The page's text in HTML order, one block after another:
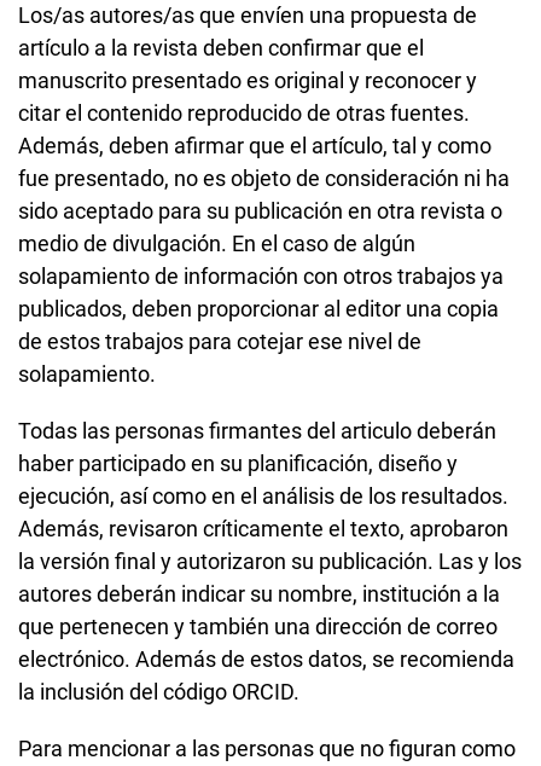
Los/as autores/as que envíen una propuesta de
artículo a la revista deben confirmar que el
manuscrito presentado es original y reconocer y
citar el contenido reproducido de otras fuentes.
Además, deben afirmar que el artículo, tal y como
fue presentado, no es objeto de consideración ni ha
sido aceptado para su publicación en otra revista o
medio de divulgación. En el caso de algún
solapamiento de información con otros trabajos ya
publicados, deben proporcionar al editor una copia
de estos trabajos para cotejar ese nivel de
solapamiento.
Todas las personas firmantes del articulo deberán
haber participado en su planificación, diseño y
ejecución, así como en el análisis de los resultados.
Además, revisaron críticamente el texto, aprobaron
la versión final y autorizaron su publicación. Las y los
autores deberán indicar su nombre, institución a la
que pertenecen y también una dirección de correo
electrónico. Además de estos datos, se recomienda
la inclusión del código ORCID.
Para mencionar a las personas que no figuran como